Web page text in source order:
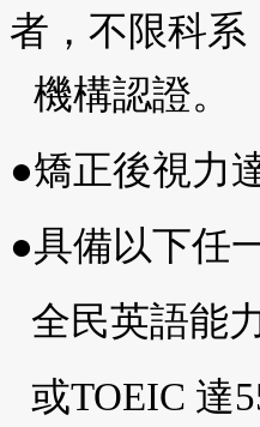
者，不限科
機構認證。
●矯正後視力
●具備以下任
全民英語能
或TOEIC 達